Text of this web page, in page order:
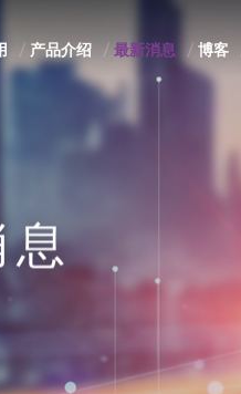
产品介绍 最新消息 博客
息